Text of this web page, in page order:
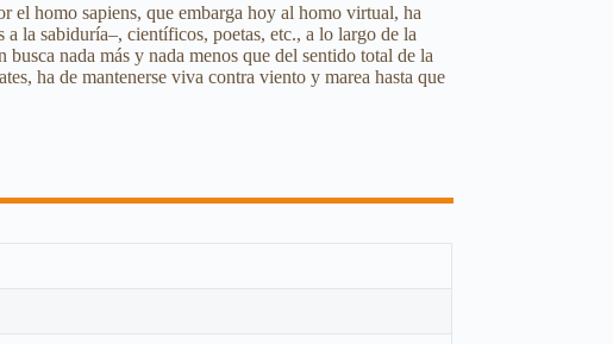
el homo sapiens, que embarga hoy al homo virtual, ha
la sabiduría–, científicos, poetas, etc., a lo largo de la
nada más y nada menos que del sentido total de la
ha de mantenerse viva contra viento y marea hasta que